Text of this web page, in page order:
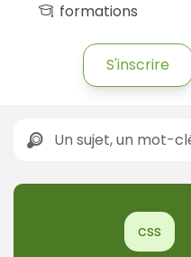
formations
S'inscrire
css